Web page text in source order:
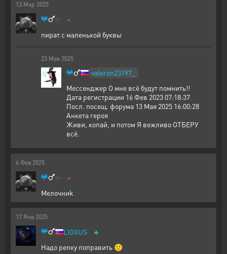
13 Мар 2025
-
пират с маленькой буквы
23 Мая 2025
valeron23197_
Мессенджер О мне всё будут помнить!!
Дата регистрации 16 Фев 2023 07:18:37
Посл. посещ. форума 13 Мая 2025 16:00:28
Анкета героя
Живи, копай, и потом Я вежливо ОТБЕРУ
всë.
6 Фев 2025
-
Meлoчниk
17 Янв 2025
LIOXUS +
Надо репку поправить 🙂